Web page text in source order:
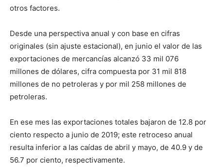
otros factores.
Desde una perspectiva anual y con base en cifras
originales (sin ajuste estacional), en junio el valor de las
exportaciones de mercancías alcanzó 33 mil 076
millones de dólares, cifra compuesta por 31 mil 818
millones de no petroleras y por mil 258 millones de
petroleras.
En ese mes las exportaciones totales bajaron de 12.8 por
ciento respecto a junio de 2019; este retroceso anual
resulta inferior a las caídas de abril y mayo, de 40.9 y de
56.7 por ciento, respectivamente.